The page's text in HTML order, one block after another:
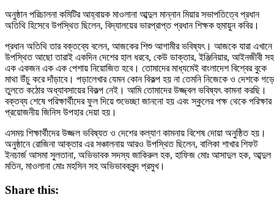
অনুষ্ঠান পরিচালনা কমিটির আহ্বায়ক মাওলানা আব্দুল মান্নান মিয়ার সভাপতিত্বে প্রধান
অতিথি হিসেবে উপস্থিত ছিলেন, বিদ্যালয়ের ভারপ্রাপ্ত প্রধান শিক্ষক হুমায়ুন কবির।
প্রধান অতিথি তার বক্তব্যে বলেন, আজকের শিশু আগামীর ভবিষ্যৎ। আজকে যারা এখানে
উপস্থিত আছো তারাই একদিন দেশের হাল ধরবে, কেউ ডাক্তার, ইঞ্জিনিয়ার, আইনজীবী সহ
এক একজন এক এক পেশায় নিয়োজিত হবে। তোমাদের মাধ্যমেই বাংলাদেশ বিশ্বের বুকে
মাথা উঁচু করে দাঁড়াবে। পড়ালেখার যেমন কোন বিকল্প হয় না তেমনি নিজেকে ও দেশকে গড়ে
তুলতে কঠোর অধ্যাবসায়ের বিকল্প নেই। আমি তোমাদের উজ্জ্বল ভবিষ্যৎ কামনা করছি।
বক্তব্য শেষে পরিক্ষার্থীদের ফুল দিয়ে শুভেচ্ছা জাননো হয় এবং স্কুলের পক্ষ থেকে পরিক্ষার
প্রয়োজনীয় জিনিস উপহার দেয়া হয়।
এসময় শিক্ষার্থীদের উজ্জল ভবিষ্যত ও দেশের কল্যাণ কামনায় বিশেষ দোয়া অনুষ্ঠিত হয়।
অনুষ্ঠানে রোজিনা আক্তার এর সঞ্চালনায় আরও উপস্থিত ছিলেন, বালিকা শাখার শিফট
ইনচার্জ আসমা সুলতানা, অভিভাবক সদস্য জাকিরুল হক, হাফিজ মোঃ আসাদুল হক, আব্দুল
মতিন, মাওলানা মোঃ মহসিন সহ অভিভাবকবৃন্দ প্রমুখ।
Share this: